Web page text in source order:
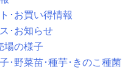
･お買い得情報
･お知らせ
場の様子
･野菜苗･種芋･きのこ種菌